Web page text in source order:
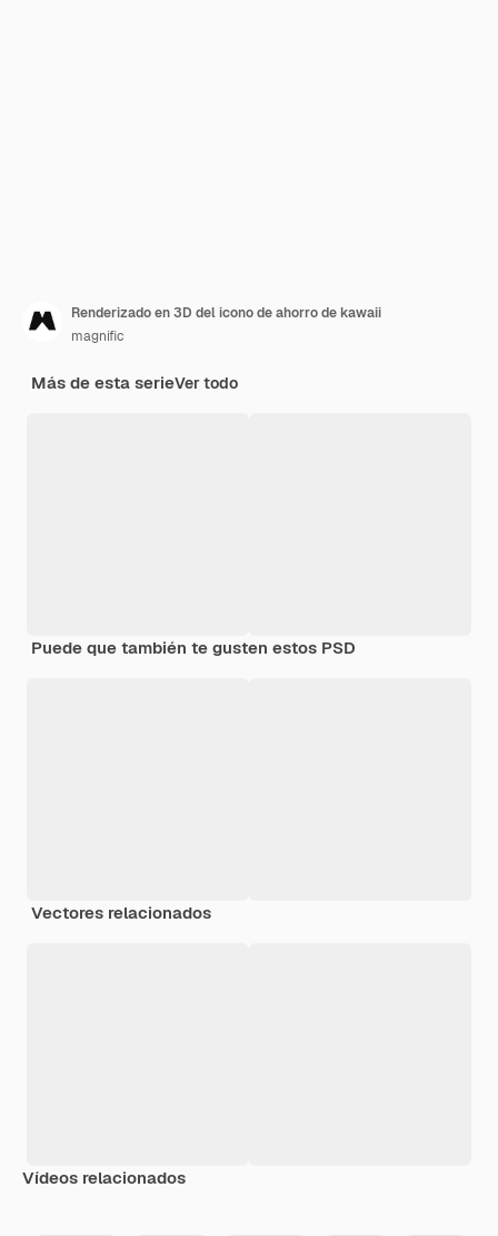
Renderizado en 3D del icono de ahorro de kawaii
magnific
Más de esta serieVer todo
Puede que también te gusten estos PSD
Vectores relacionados
Vídeos relacionados